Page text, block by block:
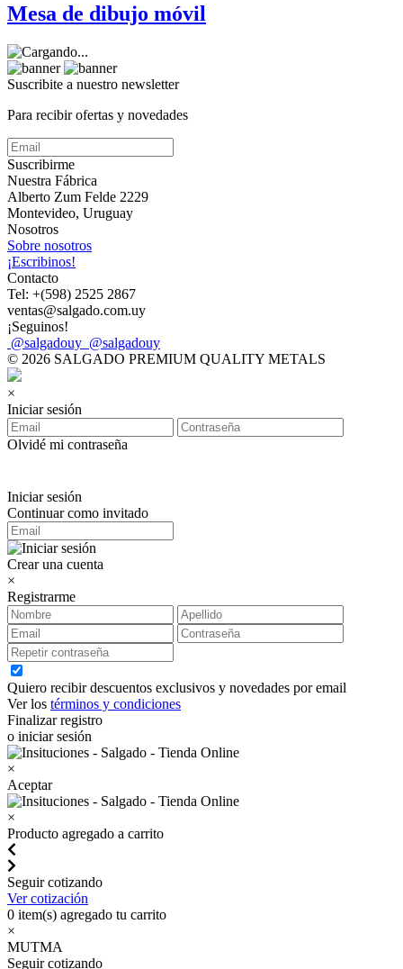
Mesa de dibujo móvil
Suscribite a nuestro newsletter
Para recibir ofertas y novedades
Suscribirme
Nuestra Fábrica
Alberto Zum Felde 2229
Montevideo, Uruguay
Nosotros
Sobre nosotros
¡Escribinos!
Contacto
Tel: +(598) 2525 2867
ventas@salgado.com.uy
¡Seguinos!
@salgadouy @salgadouy
© 2026 SALGADO PREMIUM QUALITY METALS
×
Iniciar sesión
Olvidé mi contraseña
Iniciar sesión
Continuar como invitado
Crear una cuenta
×
Registrarme
Quiero recibir descuentos exclusivos y novedades por email
Ver los términos y condiciones
Finalizar registro
o iniciar sesión
×
Aceptar
×
Producto agregado a carrito
Seguir cotizando
Ver cotización
0 item(s) agregado tu carrito
×
MUTMA
Seguir cotizando